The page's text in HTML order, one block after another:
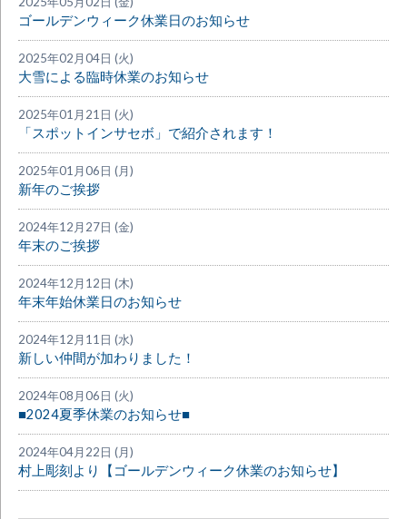
ゴールデンウィーク休業日のお知らせ
2025年02月04日 (火)
大雪による臨時休業のお知らせ
2025年01月21日 (火)
「スポットインサセボ」で紹介されます！
2025年01月06日 (月)
新年のご挨拶
2024年12月27日 (金)
年末のご挨拶
2024年12月12日 (木)
年末年始休業日のお知らせ
2024年12月11日 (水)
新しい仲間が加わりました！
2024年08月06日 (火)
■2024夏季休業のお知らせ■
2024年04月22日 (月)
村上彫刻より【ゴールデンウィーク休業のお知らせ】